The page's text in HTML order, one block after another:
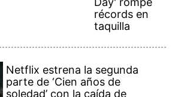
récords en
taquilla
Netflix estrena la segunda
parte de ‘Cien años de
soledad’ con la caída de